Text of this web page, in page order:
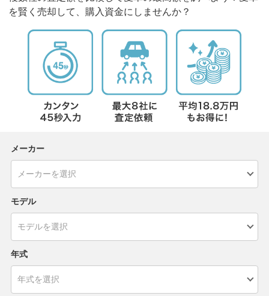
を賢く売却して、購入資金にしませんか？
メーカー
モデル
年式